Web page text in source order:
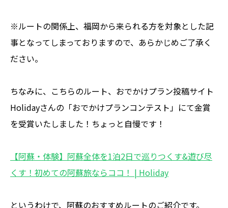
※ルートの関係上、福岡から来られる方を対象とした記
事となってしまっておりますので、あらかじめご了承く
ださい。
ちなみに、こちらのルート、おでかけプラン投稿サイト
Holidayさんの「おでかけプランコンテスト」にて金賞
を受賞いたしました！ちょっと自慢です！
【阿蘇・体験】阿蘇全体を1泊2日で巡りつくす&遊び尽
くす！初めての阿蘇旅ならココ！ | Holiday
というわけで、阿蘇のおすすめルートのご紹介です。